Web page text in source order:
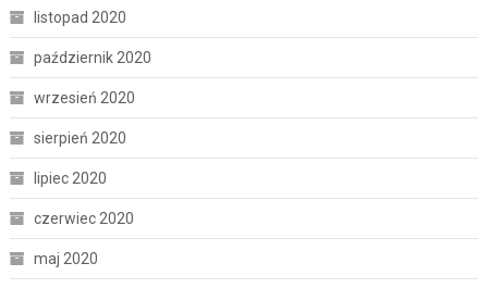
listopad 2020
październik 2020
wrzesień 2020
sierpień 2020
lipiec 2020
czerwiec 2020
maj 2020